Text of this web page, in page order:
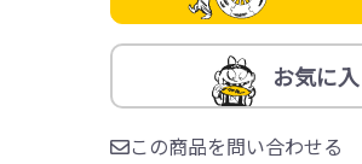
お気に
この商品を問い合わせる